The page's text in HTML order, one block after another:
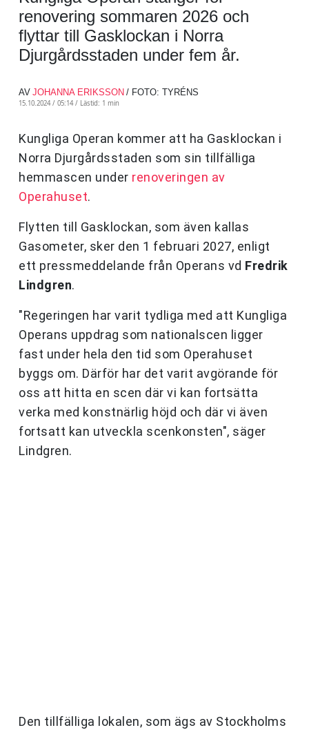
renovering sommaren 2026 och
flyttar till Gasklockan i Norra
Djurgårdsstaden under fem år.
AV JOHANNA ERIKSSON / FOTO: TYRÉNS
15.10.2024 / 05:14 / Lästid: 1 min
Kungliga Operan kommer att ha Gasklockan i
Norra Djurgårdsstaden som sin tillfälliga
hemmascen under renoveringen av
Operahuset.
Flytten till Gasklockan, som även kallas
Gasometer, sker den 1 februari 2027, enligt
ett pressmeddelande från Operans vd Fredrik
Lindgren.
"Regeringen har varit tydliga med att Kungliga
Operans uppdrag som nationalscen ligger
fast under hela den tid som Operahuset
byggs om. Därför har det varit avgörande för
oss att hitta en scen där vi kan fortsätta
verka med konstnärlig höjd och där vi även
fortsatt kan utveckla scenkonsten", säger
Lindgren.
Den tillfälliga lokalen, som ägs av Stockholms